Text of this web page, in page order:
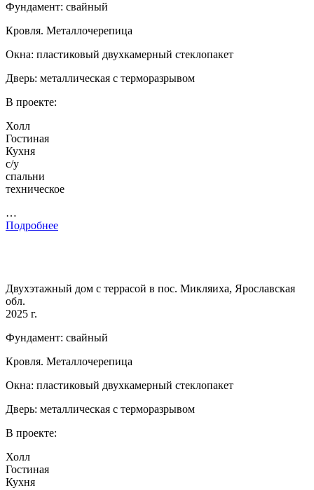
Фундамент: свайный
Кровля. Металлочерепица
Окна: пластиковый двухкамерный стеклопакет
Дверь: металлическая с терморазрывом
В проекте:
Холл
Гостиная
Кухня
с/у
спальни
техническое
…
Подробнее
Двухэтажный дом с террасой в пос. Микляиха, Ярославская
обл.
2025 г.
Фундамент: свайный
Кровля. Металлочерепица
Окна: пластиковый двухкамерный стеклопакет
Дверь: металлическая с терморазрывом
В проекте:
Холл
Гостиная
Кухня